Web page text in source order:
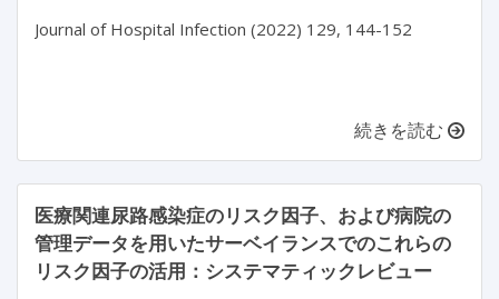
Journal of Hospital Infection (2022) 129, 144-152
続きを読む
医療関連尿路感染症のリスク因子、および病院の
管理データを用いたサーベイランスでのこれらの
リスク因子の活用：システマティックレビュー